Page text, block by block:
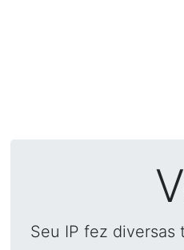
Seu IP fez diversas